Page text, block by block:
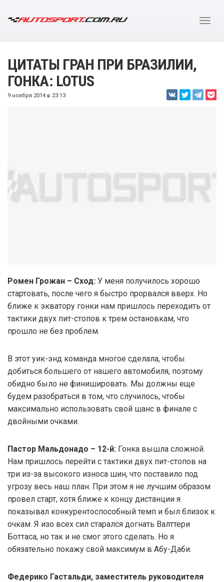
ЦИТАТЫ ГРАН ПРИ БРАЗИЛИИ,
ГОНКА: LOTUS
9 ноября 2014 в 23:13
Ромен Грожан – Сход: У меня получилось хорошо
стартовать, после чего я быстро прорвался вверх. Но
ближе к экватору гонки нам пришлось переходить от
тактики двух пит-стопов к трем остановкам, что
прошло не без проблем.
В этот уик-энд команда многое сделала, чтобы
добиться большего от нашего автомобиля, поэтому
обидно было не финишировать. Мы должны еще
будем разобраться в том, что случилось, чтобы
максимально использовать свой шанс в финале с
двойными очками.
Пастор Мальдонадо – 12-й: Гонка вышла сложной.
Нам пришлось перейти с тактики двух пит-стопов на
три из-за высокого износа шин, что поставило под
угрозу весь наш план. При этом я не лучшим образом
провел старт, хотя ближе к концу дистанции я
показывал конкурентоспособный темп и был близок к
очкам. Я изо всех сил старался догнать Валттери
Боттаса, но так и не смог этого сделать. Но я
обязательно покажу свой максимум в Абу-Даби.
Федерико Гастальди, заместитель руководителя